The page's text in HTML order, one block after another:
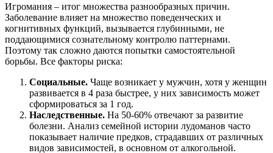
Игромания – итог множества разнообразных причин.
Заболевание влияет на множество поведенческих и
когнитивных функций, вызывается глубинными, не
поддающимися сознательному контролю паттернами.
Поэтому так сложно даются попытки самостоятельной
борьбы. Все факторы риска:
Социальные. Чаще возникает у мужчин, хотя у женщин
развивается в 4 раза быстрее, у них зависимость может
сформироваться за 1 год.
Наследственные. На 50-60% отвечают за развитие
болезни. Анализ семейной истории лудоманов часто
показывает наличие предков, страдавших от различных
видов зависимостей, в основном от алкогольной.